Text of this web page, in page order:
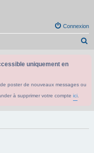
Connexion
uniquement en
poster de nouveaux messages ou
à supprimer votre compte ici